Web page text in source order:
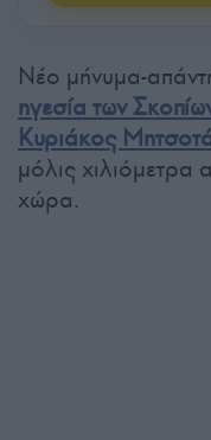
Νέο μήνυμα-
ηγεσία των
Κυριάκος
μόλις χιλιόμετρα
χώρα.